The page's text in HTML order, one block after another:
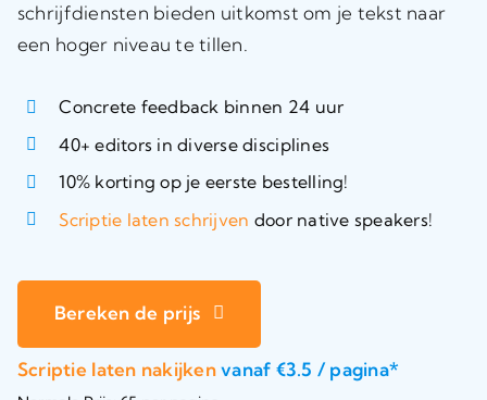
schrijfdiensten bieden uitkomst om je tekst naar
een hoger niveau te tillen.
Concrete feedback binnen 24 uur
40+ editors in diverse disciplines
10% korting op je eerste bestelling!
Scriptie laten schrijven door native speakers!
Bereken de prijs
Scriptie laten nakijkenvanaf €3.5 / pagina*